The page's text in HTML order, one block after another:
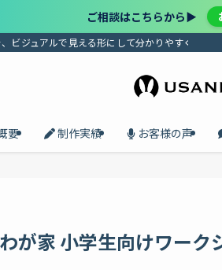
ご相談はこちらから▶︎
ビジュアルで見える形にして分かりやすく届
要 制作実績 お客様の声
が家 小学生向けワーク